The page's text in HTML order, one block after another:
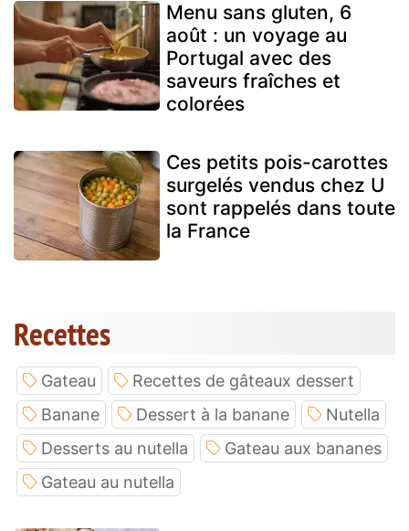
Menu sans gluten, 6
août : un voyage au
Portugal avec des
saveurs fraîches et
colorées
Ces petits pois-carottes
surgelés vendus chez U
sont rappelés dans toute
la France
Recettes
Gateau
Recettes de gâteaux dessert
Banane
Dessert à la banane
Nutella
Desserts au nutella
Gateau aux bananes
Gateau au nutella